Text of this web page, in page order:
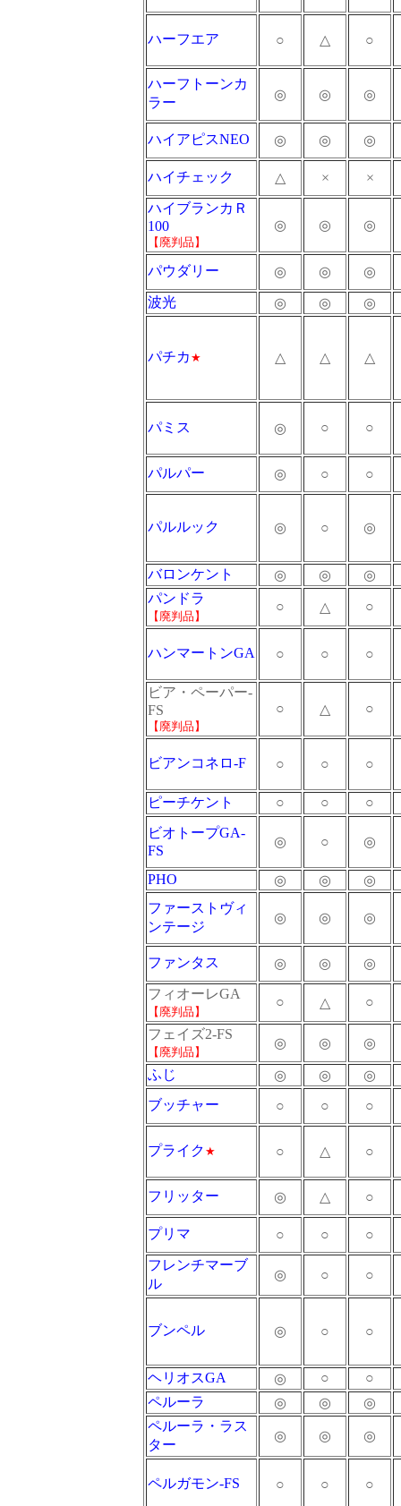
ハーフエア ○ △ ○
ハーフトーンカ
ラー
◎ ◎ ◎
ハイアピスNEO ◎ ◎ ◎
ハイチェック △ ×
×
ハイブランカＲ
100
【廃判品】
◎ ◎ ◎
パウダリー ◎ ◎
◎
波光
◎ ◎ ◎
パチカ ★ △ △ △
パミス ◎ ○ ○
パルパー ◎ ○ ○
パルルック ◎ ○ ◎
バロンケント ◎ ◎
◎
パンドラ
【廃判品】
○ △ ○
ハンマートンGA ○ ○ ○
ビア・ペーパー-
FS
【廃判品】
○ △ ○
ビアンコネロ-F ○ ○ ○
ピーチケント ○ ○
○
ビオトープGA-
FS
◎ ○ ◎
PHO ◎ ◎
◎
ファーストヴィ
ンテージ
◎ ◎ ◎
ファンタス ◎ ◎
◎
フィオーレGA
【廃判品】
○ △ ○
フェイズ2-FS
【廃判品】
◎ ◎ ◎
ふじ ◎ ◎
◎
ブッチャー
○ ○ ○
プライク ★ ○ △ ○
フリッター ◎ △ ○
プリマ ○ ○
○
フレンチマーブ
ル
◎ ○ ○
ブンペル ◎ ○ ○
ヘリオスGA ◎ ○
○
ペルーラ
◎ ◎
◎
ペルーラ・ラス
ター
◎ ◎ ◎
ペルガモン-FS ○ ○ ○